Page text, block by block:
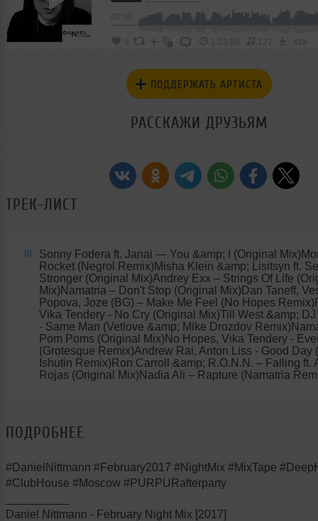
1:03:08 127 </>
ПОДДЕРЖАТЬ АРТИСТА
РАССКАЖИ ДРУЗЬЯМ
ТРЕК-ЛИСТ
01 Sonny Fodera ft. Janai — You &amp; I (Original
Rocket (Negrol Remix)Misha Klein &amp; Lisitsyn ft.
Stronger (Original Mix)Andrey Exx – Strings Of Life
Mix)Namatria – Don't Stop (Original Mix)Dan Taneff,
Popova, Joze (BG) – Make Me Feel (No Hopes
Vika Tendery - No Cry (Original Mix)Till West &amp;
- Same Man (Vetlove &amp; Mike Drozdov
Pom Poms (Original Mix)No Hopes, Vika Tendery -
(Grotesque Remix)Andrew Rai, Anton Liss - Good Day
Ishutin Remix)Ron Carroll &amp; R.O.N.N. – Falling ft.
Rojas (Original Mix)Nadia Ali – Rapture (Namatria
ПОДРОБНЕЕ
#DanielNittmann #February2017 #NightMix #MixTape
#ClubHouse #Moscow #PURPURafterparty
Daniel Nittmann - February Night Mix [2017]